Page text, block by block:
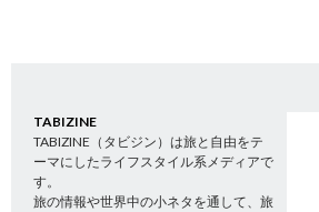
TABIZINE
TABIZINE（タビジン）は旅と自由をテ
ーマにしたライフスタイル系メディアで
す。
旅の情報や世界中の小ネタを通して、旅